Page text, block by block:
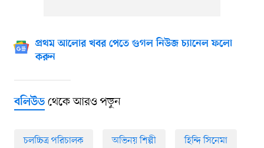
প্রথম আলোর খবর পেতে গুগল নিউজ চ্যানেল ফলো
করুন
বলিউডথেকে আরও পড়ুন
চলচ্চিত্র পরিচালক অভিনয় শিল্পী হিন্দি সিনেমা